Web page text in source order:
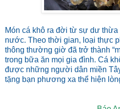
Món cá khô ra đời từ sự dư thừa
nước. Theo thời gian, loại thực
thông thường giờ đã trở thành
trong bữa ăn mọi gia đình. Cá
được những người dân miền
tặng bạn phương xa thể hiện